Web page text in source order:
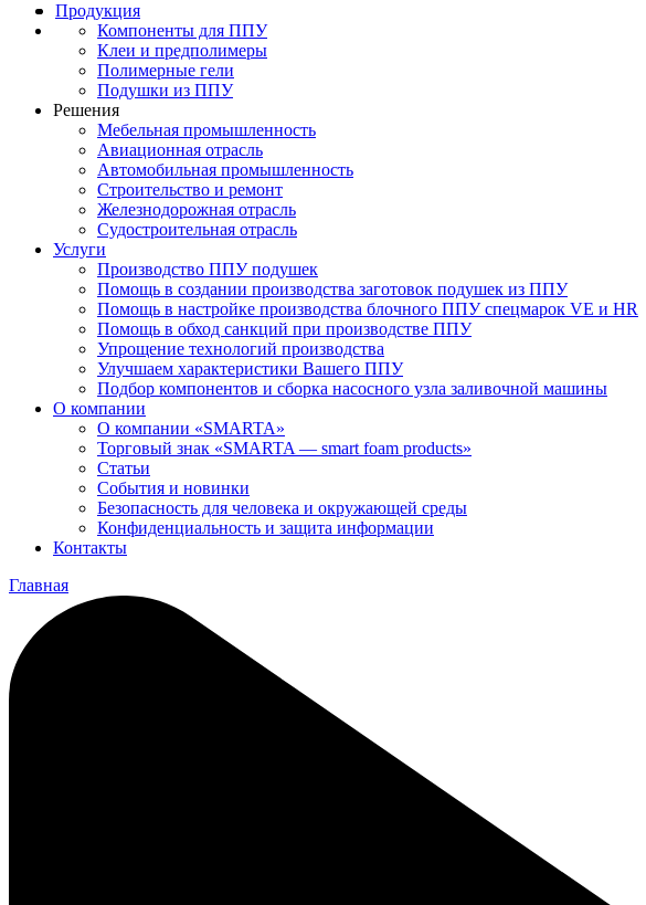
Продукция
Компоненты для ППУ
Клеи и предполимеры
Полимерные гели
Подушки из ППУ
Решения
Мебельная промышленность
Авиационная отрасль
Автомобильная промышленность
Строительство и ремонт
Железнодорожная отрасль
Судостроительная отрасль
Услуги
Производство ППУ подушек
Помощь в создании производства заготовок подушек из ППУ
Помощь в настройке производства блочного ППУ спецмарок VE и HR
Помощь в обход санкций при производстве ППУ
Упрощение технологий производства
Улучшаем характеристики Вашего ППУ
Подбор компонентов и сборка насосного узла заливочной машины
О компании
О компании «SMARTA»
Торговый знак «SMARTA — smart foam products»
Статьи
События и новинки
Безопасность для человека и окружающей среды
Конфиденциальность и защита информации
Контакты
Главная